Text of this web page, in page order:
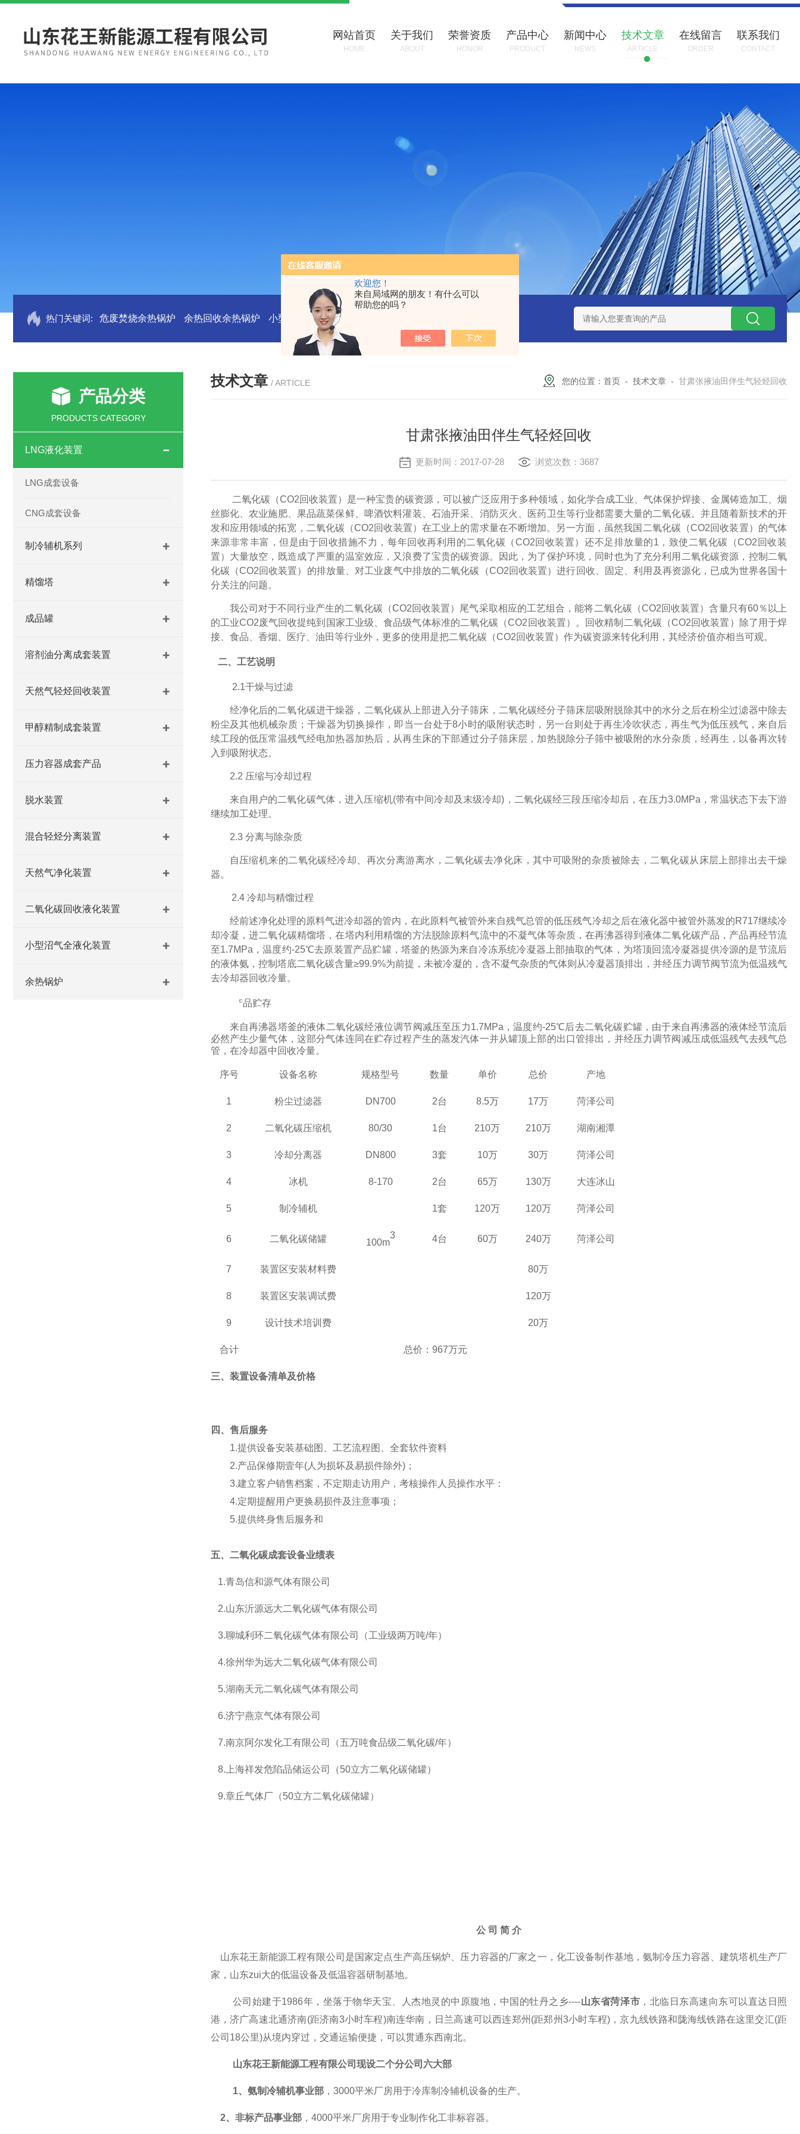
欢迎您！
来自局域网的朋友！有什么可以
帮助您的吗？
网站首页
HOME
关于我们
ABOUT
荣誉资质
HONOR
产品中心
PRODUCT
新闻中心
NEWS
技术文章
ARTICLE
在线留言
ORDER
联系我们
CONTACT
热门关键词: 危废焚烧余热锅炉 余热回收余热锅炉 小型沼气全液化装置 2万吨二氧化碳捕集液化装置 3万吨-100万吨撬装式煤层气脱酸气设备
产品分类
PRODUCTS CATEGORY
LNG液化装置
LNG成套设备
CNG成套设备
制冷辅机系列
精馏塔
成品罐
溶剂油分离成套装置
天然气轻烃回收装置
甲醇精制成套装置
压力容器成套产品
脱水装置
混合轻烃分离装置
天然气净化装置
二氧化碳回收液化装置
小型沼气全液化装置
余热锅炉
技术文章 / ARTICLE 您的位置： 首页 - 技术文章 - 甘肃张掖油田伴生气轻烃回收
甘肃张掖油田伴生气轻烃回收
更新时间：2017-07-28 浏览次数：3687
二氧化碳（CO2回收装置）是一种宝贵的碳资源，可以被广泛应用于多种领域，如化学合成工业、气体保护焊接、金属铸造加工、烟
丝膨化、农业施肥、果品蔬菜保鲜、啤酒饮料灌装、石油开采、消防灭火、医药卫生等行业都需要大量的二氧化碳。并且随着新技术的开
发和应用领域的拓宽，二氧化碳（CO2回收装置）在工业上的需求量在不断增加。另一方面，虽然我国二氧化碳（CO2回收装置）的气体
来源非常丰富，但是由于回收措施不力，每年回收再利用的二氧化碳（CO2回收装置）还不足排放量的1，致使二氧化碳（CO2回收装
置）大量放空，既造成了严重的温室效应，又浪费了宝贵的碳资源。因此，为了保护环境，同时也为了充分利用二氧化碳资源，控制二氧
化碳（CO2回收装置）的排放量、对工业废气中排放的二氧化碳（CO2回收装置）进行回收、固定、利用及再资源化，已成为世界各国十
分关注的问题。
我公司对于不同行业产生的二氧化碳（CO2回收装置）尾气采取相应的工艺组合，能将二氧化碳（CO2回收装置）含量只有60％以上
的工业CO2废气回收提纯到国家工业级、食品级气体标准的二氧化碳（CO2回收装置）。回收精制二氧化碳（CO2回收装置）除了用于焊
接、食品、香烟、医疗、油田等行业外，更多的使用是把二氧化碳（CO2回收装置）作为碳资源来转化利用，其经济价值亦相当可观。
二、工艺说明
2.1干燥与过滤
经净化后的二氧化碳进干燥器，二氧化碳从上部进入分子筛床，二氧化碳经分子筛床层吸附脱除其中的水分之后在粉尘过滤器中除去
粉尘及其他机械杂质；干燥器为切换操作，即当一台处于8小时的吸附状态时，另一台则处于再生冷吹状态，再生气为低压残气，来自后
续工段的低压常温残气经电加热器加热后，从再生床的下部通过分子筛床层，加热脱除分子筛中被吸附的水分杂质，经再生，以备再次转
入到吸附状态。
2.2 压缩与冷却过程
来自用户的二氧化碳气体，进入压缩机(带有中间冷却及末级冷却) ，二氧化碳经三段压缩冷却后，在压力3.0MPa ，常温状态下去下游
继续加工处理。
2.3 分离与除杂质
自压缩机来的二氧化碳经冷却、再次分离游离水，二氧化碳去净化床，其中可吸附的杂质被除去，二氧化碳从床层上部排出去干燥
器。
2.4 冷却与精馏过程
经前述净化处理的原料气进冷却器的管内，在此原料气被管外来自残气总管的低压残气冷却之后在液化器中被管外蒸发的R717继续冷
却冷凝，进二氧化碳精馏塔，在塔内利用精馏的方法脱除原料气流中的不凝气体等杂质，在再沸器得到液体二氧化碳产品，产品再经节流
至1.7MPa ，温度约-25℃去原装置产品贮罐，塔釜的热源为来自冷冻系统冷凝器上部抽取的气体，为塔顶回流冷凝器提供冷源的是节流后
的液体氨，控制塔底二氧化碳含量≥99.9%为前提，未被冷凝的，含不凝气杂质的气体则从冷凝器顶排出，并经压力调节阀节流为低温残气
去冷却器回收冷量。
产品贮存
来自再沸器塔釜的液体二氧化碳经液位调节阀减压至压力1.7MPa ，温度约-25℃后去二氧化碳贮罐，由于来自再沸器的液体经节流后
必然产生少量气体，这部分气体连同在贮存过程产生的蒸发汽体一并从罐顶上部的出口管排出，并经压力调节阀减压成低温残气去残气总
管，在冷却器中回收冷量。
序号 设备名称 规格型号 数量 单价 总价 产地
1 粉尘过滤器 DN700 2台 8.5万 17万 菏泽公司
2 二氧化碳压缩机 80/30 1台 210万 210万 湖南湘潭
3 冷却分离器 DN800 3套 10万 30万 菏泽公司
4 冰机 8-170 2台 65万 130万 大连冰山
5 制冷辅机 1套 120万 120万 菏泽公司
6 二氧化碳储罐 100m
3 4台 60万 240万 菏泽公司
7 装置区安装材料费 80万
8 装置区安装调试费 120万
9 设计技术培训费 20万
合计 总价 ： 967万元
三、装置设备清单及价格
四、 售后服务
1.提供设备安装基础图、工艺流程图、全套软件资料
2.产品保修期壹年(人为损坏及易损件除外)；
3.建立客户销售档案，不定期走访用户，考核操作人员操作水平：
4.定期提醒用户更换易损件及注意事项；
5.提供终身售后服务和
五、 二氧化碳成套设备业绩表
1.青岛信和源气体有限公司
2.山东沂源远大二氧化碳气体有限公司
3.聊城利环二氧化碳气体有限公司（工业级两万吨/年）
4.徐州华为远大二氧化碳气体有限公司
5.湖南天元二氧化碳气体有限公司
6.济宁燕京气体有限公司
7.南京阿尔发化工有限公司（五万吨食品级二氧化碳/年）
8. 上海祥发危陷品储运公司（50立方二氧化碳储罐）
9.章丘气体厂（50立方二氧化碳储罐）
公 司 简 介
山东花王新能源工程有限公司是国家定点生产高压锅炉、压力容器的厂家之一，化工设备制作基地，氨制冷压力容器、建筑塔机生产厂
家，山东zui大的低温设备及低温容器研制基地。
公司 始建于1986年 ， 坐落于物华天宝、人杰地灵的中原腹地，中国的牡丹之乡----山东省菏泽市 ，北临日东高速向东可以直达日照
港，济广高速北通济南(距济南3小时车程)南连华南，日兰高速可以西连郑州(距郑州3小时车程)，京九线铁路和陇海线铁路在这里交汇(距
公司18公里)从境内穿过，交通运输便捷，可以贯通东西南北。
山东花王新能源工程有限公司 现设二个分公司 六大部
1、氨制冷辅机事业部， 3000平米厂房用于冷库制冷辅机设备的生产。
2、非标产品事业部， 4000平米厂房用于专业制作化工非标容器。